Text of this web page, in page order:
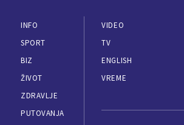
INFO
SPORT
BIZ
ŽIVOT
ZDRAVLJE
PUTOVANJA
VIDEO
TV
ENGLISH
VREME